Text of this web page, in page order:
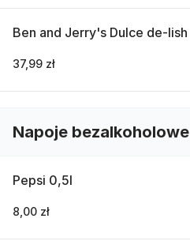
Ben and Jerry's Dulce de-lish
37,99 zł
Napoje bezalkoholowe
Pepsi 0,5l
8,00 zł